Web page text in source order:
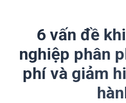
6 vấn đề
nghiệp phân
phí và giảm